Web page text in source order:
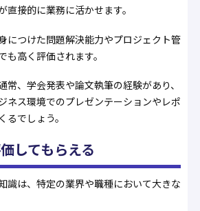
直接的に業務に活かせます。
につけた問題解決能力やプロジェクト管
高く評価されます。
常、学会発表や論文執筆の経験があり、
ネス環境でのプレゼンテーションやレポ
るでしょう。
してもらえる
識は、特定の業界や職種において大きな